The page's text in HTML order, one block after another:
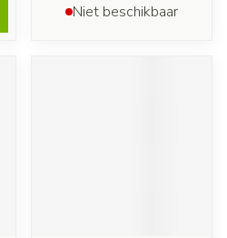
Niet beschikbaar